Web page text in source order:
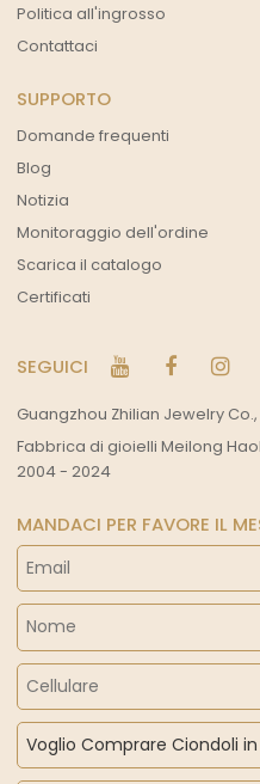
Politica all'ingrosso
Contattaci
SUPPORTO
Domande frequenti
Blog
Notizia
Monitoraggio dell'ordine
Scarica il catalogo
Certificati
SEGUICI
Guangzhou Zhilian Jewelry
Fabbrica di gioielli Meilong
2004 - 2024
MANDACI PER FAVORE IL